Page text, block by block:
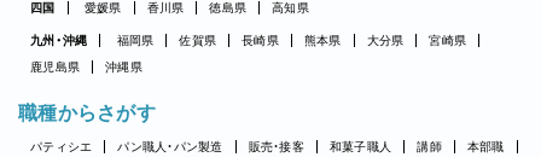
四国 愛媛県 香川県 徳島県 高知県
九州・沖縄 福岡県 佐賀県 長崎県 熊本県 大分県
宮崎県
鹿児島県
沖縄県
職種からさがす
パティシエ パン職人・パン製造 販売・接客 和菓子職人 講師
本部職